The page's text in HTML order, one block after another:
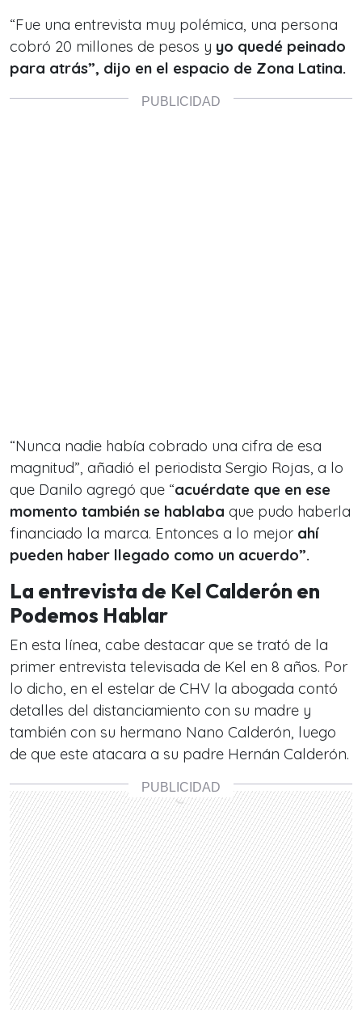
“Fue una entrevista muy polémica, una persona
cobró 20 millones de pesos y yo quedé peinado
para atrás”, dijo en el espacio de Zona Latina.
“Nunca nadie había cobrado una cifra de esa
magnitud”, añadió el periodista Sergio Rojas, a lo
que Danilo agregó que “acuérdate que en ese
momento también se hablaba que pudo haberla
financiado la marca. Entonces a lo mejor ahí
pueden haber llegado como un acuerdo”.
La entrevista de Kel Calderón en
Podemos Hablar
En esta línea, cabe destacar que se trató de la
primer entrevista televisada de Kel en 8 años. Por
lo dicho, en el estelar de CHV la abogada contó
detalles del distanciamiento con su madre y
también con su hermano Nano Calderón, luego
de que este atacara a su padre Hernán Calderón.